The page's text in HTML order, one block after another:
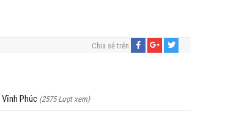
Chia sẻ trên
Phúc (2575 Lượt xem)